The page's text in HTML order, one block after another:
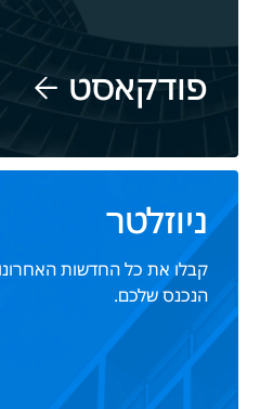
פודקאסט
ניוזלטר
קבלו את כל החדשות
הנכנס שלכם.